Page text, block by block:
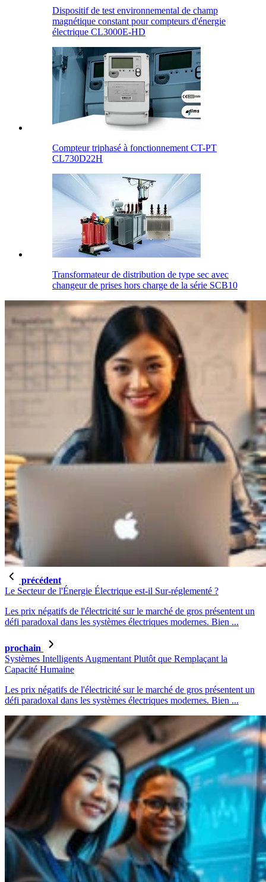
Dispositif de test environnemental de champ
magnétique constant pour compteurs d'énergie
électrique CL3000E-HD
Compteur triphasé à fonctionnement CT-PT
CL730D22H
Transformateur de distribution de type sec avec
changeur de prises hors charge de la série SCB10
précédent
Le Secteur de l'Énergie Électrique est-il Sur-réglementé ?
Les prix négatifs de l'électricité sur le marché de gros présentent un
défi paradoxal dans les systèmes électriques modernes. Bien ...
prochain
Systèmes Intelligents Augmentant Plutôt que Remplaçant la
Capacité Humaine
Les prix négatifs de l'électricité sur le marché de gros présentent un
défi paradoxal dans les systèmes électriques modernes. Bien ...